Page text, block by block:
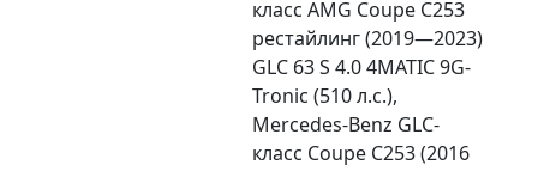
класс AMG Coupe C253
рестайлинг (2019—2023)
GLC 63 S 4.0 4MATIC 9G-
Tronic (510 л.с.),
Mercedes-Benz GLC-
класс Coupe C253 (2016